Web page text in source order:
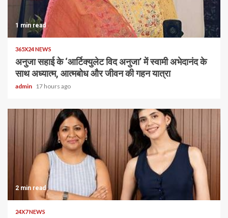
1 min read
365X24 NEWS
अनुजा सहाई के ‘आर्टिक्युलेट विद अनुजा’ में स्वामी अभेदानंद के
साथ अध्यात्म, आत्मबोध और जीवन की गहन यात्रा
admin 17 hours ago
2 min read
24X7 NEWS